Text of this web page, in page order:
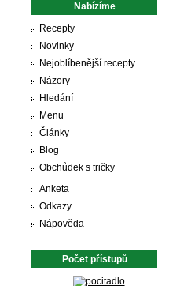
Nabízíme
Recepty
Novinky
Nejoblíbenější recepty
Názory
Hledání
Menu
Články
Blog
Obchůdek s tričky
Anketa
Odkazy
Nápověda
Počet přístupů